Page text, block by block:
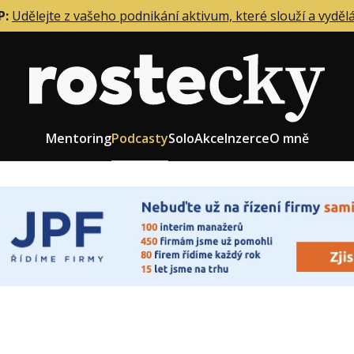
Udělejte z vašeho podnikání aktivum, které slouží a
MentoringPodcastySoloAkceInzerceO mně
firmy
zaměstnanců
Role zakladatele/CEO
Růst firmy